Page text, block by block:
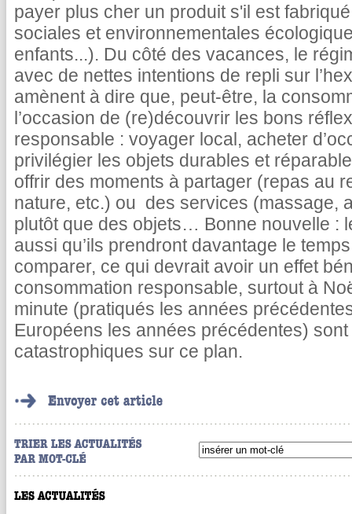
payer plus cher un produit s'il est
sociales et environnementales
enfants...). Du côté des vacances, le
avec de nettes intentions de repli sur
amènent à dire que, peut-être, la
l’occasion de (re)découvrir les bons
responsable : voyager local, acheter
privilégier les objets durables et
offrir des moments à partager (repas au
nature, etc.) ou des services (massage,
plutôt que des objets… Bonne nouvelle :
aussi qu’ils prendront davantage le
comparer, ce qui devrait avoir un effet
consommation responsable, surtout à
minute (pratiqués les années
Européens les années précédentes)
catastrophiques sur ce plan.